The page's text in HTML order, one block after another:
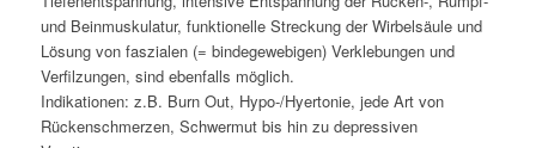
und Beinmuskulatur, funktionelle Streckung der Wirbelsäule und
Lösung von faszialen (= bindegewebigen) Verklebungen und
Verfilzungen, sind ebenfalls möglich.
Indikationen: z.B. Burn Out, Hypo-/Hyertonie, jede Art von
Rückenschmerzen, Schwermut bis hin zu depressiven